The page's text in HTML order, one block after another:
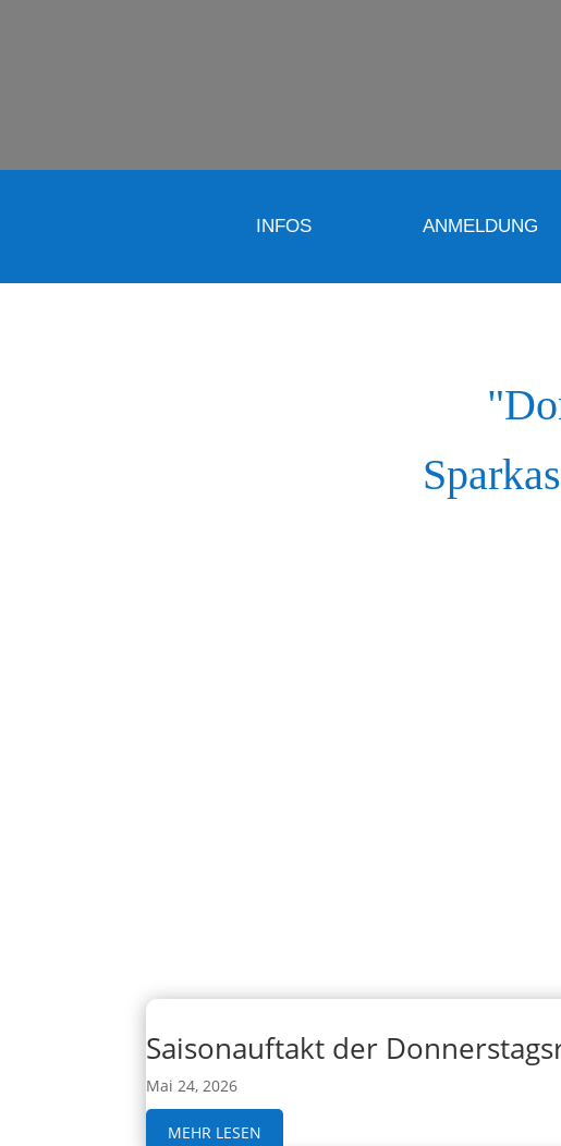
INFOS ANMELDUNG
Saisonauftakt der
Mai 24, 2026
MEHR LESEN